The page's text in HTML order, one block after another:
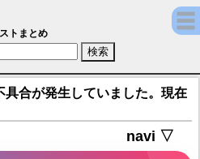
三澤紗千香)【バンドリ！
トまとめ
具合が発生していました。現在
navi ▽